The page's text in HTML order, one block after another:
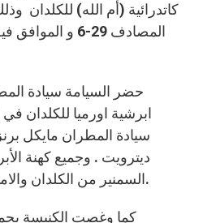
كاتدرائية (أم الله) للكلدان
المصادف 29-6 و
حضر السيامة سيادة
ابرشية اورميا للكلدان
سيادة المطران مايكل
ديترويت . وجميع كهنة
السمنير من الكلدان والاميركان والأخوات الراهبات.
كما وغصت الكنيسة